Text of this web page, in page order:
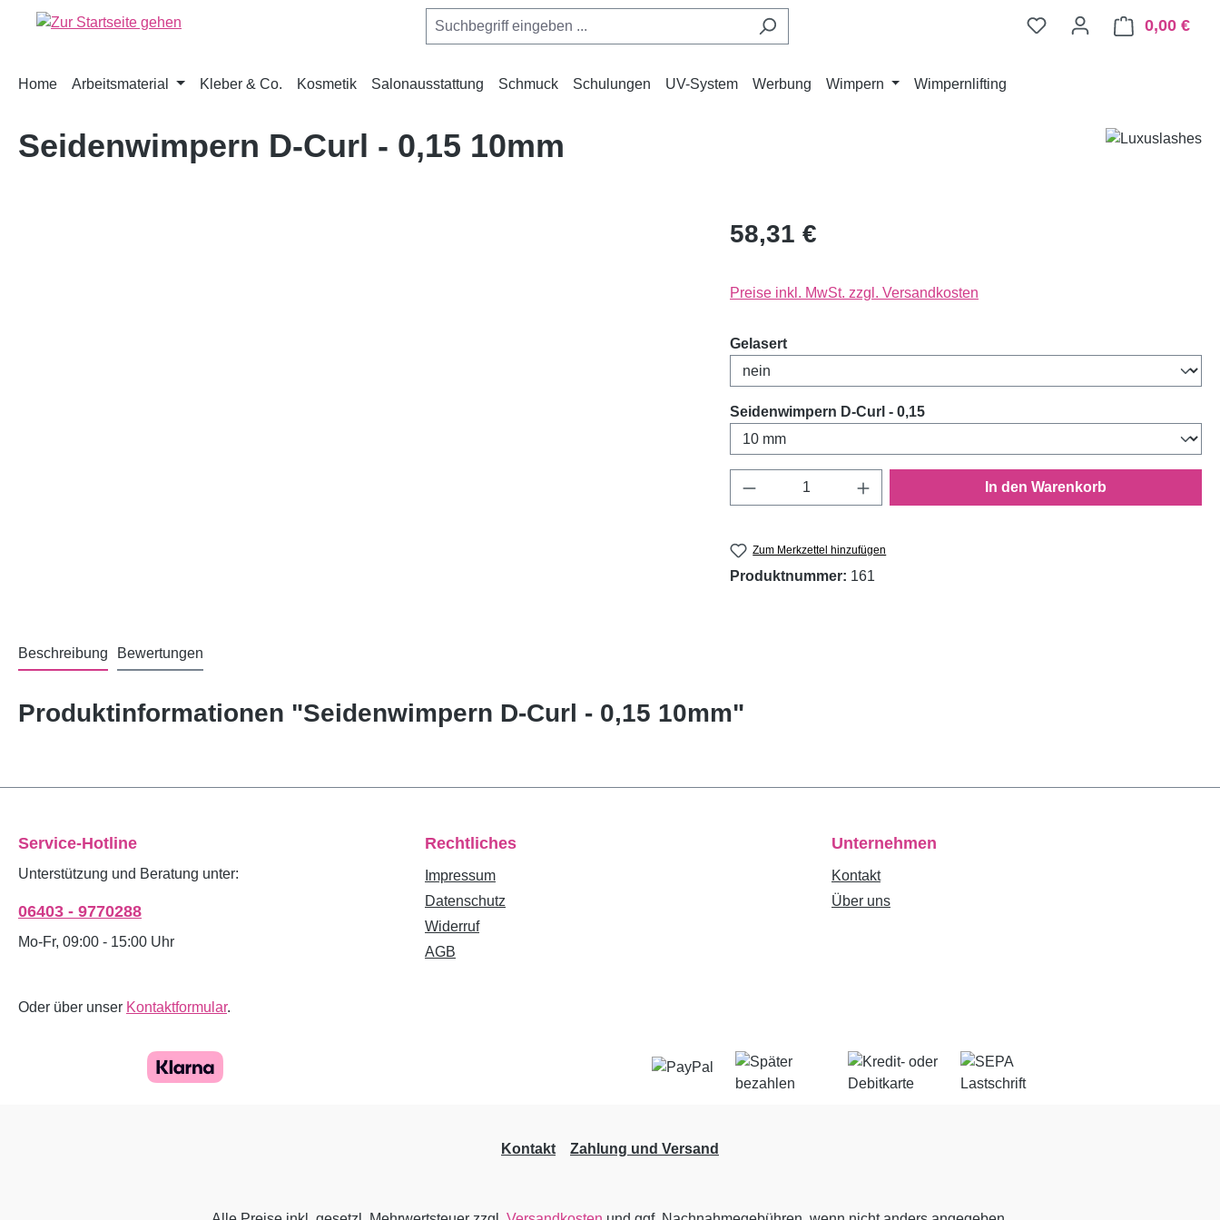
Zur Hauptnavigation springen 0,00 €
Home Arbeitsmaterial Kleber & Co. Kosmetik Salonausstattung Schmuck Schulungen UV-System Werbung Wimpern Wimpernlifting
Seidenwimpern D-Curl - 0,15 10mm
58,31 €
Preise inkl. MwSt. zzgl. Versandkosten
Gelasertauswählen
Seidenwimpern D-Curl - 0,15auswählen
Produkt Anzahl: Gib den gewünschten Wert ein
In den Warenkorb
Zum Merkzettel hinzufügen
Produktnummer: 161
Beschreibung Bewertungen
Produktinformationen "Seidenwimpern D-Curl - 0,15 10mm"
Service-Hotline
Unterstützung und Beratung unter:
06403 - 9770288
Mo-Fr, 09:00 - 15:00 Uhr
Oder über unser Kontaktformular.
Rechtliches
Impressum
Datenschutz
Widerruf
AGB
Unternehmen
Kontakt
Über uns
Kontakt Zahlung und Versand